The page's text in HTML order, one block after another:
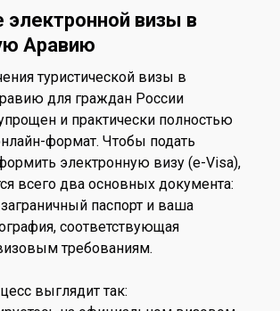
электронной визы в
Аравию
туристической визы в
для граждан России
и практически полностью
формат. Чтобы подать
электронную визу (e-Visa),
всего два основных документа:
паспорт и ваша
соответствующая
требованиям.
выглядит так: